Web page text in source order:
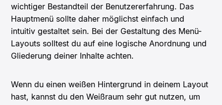
wichtiger Bestandteil der Benutzererfahrung. Das
Hauptmenü sollte daher möglichst einfach und
intuitiv gestaltet sein. Bei der Gestaltung des Menü-
Layouts solltest du auf eine logische Anordnung und
Gliederung deiner Inhalte achten.
Wenn du einen weißen Hintergrund in deinem Layout
hast, kannst du den Weißraum sehr gut nutzen, um